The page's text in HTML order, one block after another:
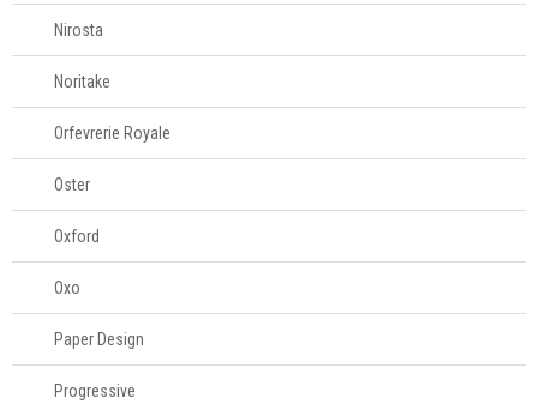
Nirosta
Noritake
Orfevrerie Royale
Oster
Oxford
Oxo
Paper Design
Progressive